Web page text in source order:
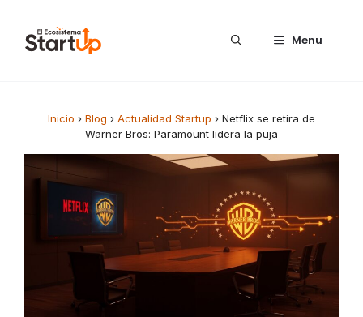
Menu
Inicio › Blog › Actualidad Startup › Netflix se retira de
Warner Bros: Paramount lidera la puja